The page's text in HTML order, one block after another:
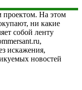
проектом. На этом
ни какие
собой ленту
искажения,
новостей